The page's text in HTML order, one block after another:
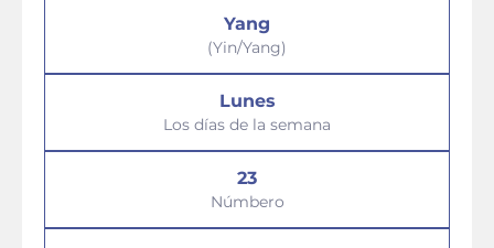
Yang
(Yin/Yang)
Lunes
Los días de la semana
23
Númbero